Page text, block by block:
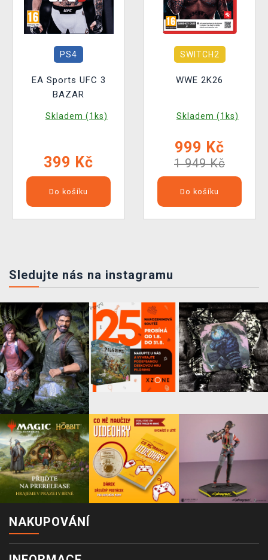
PS4
EA Sports UFC 3
BAZAR
Skladem (1ks)
399 Kč
Do košíku
SWITCH2
WWE 2K26
Skladem (1ks)
999 Kč
1 949 Kč
Do košíku
Sledujte nás na instagramu
NAKUPOVÁNÍ